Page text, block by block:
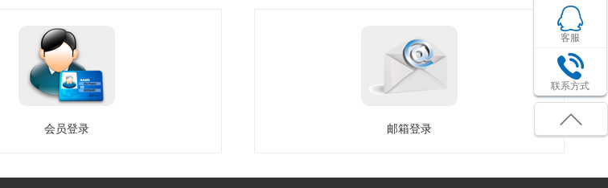
会员登录 邮箱登录
客服
联系方式